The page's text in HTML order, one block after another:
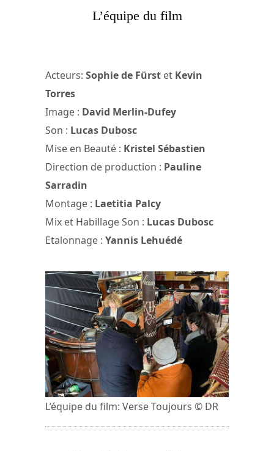
L’équipe du film
Acteurs: Sophie de Fürst et Kevin
Torres
Image : David Merlin-Dufey
Son : Lucas Dubosc
Mise en Beauté : Kristel Sébastien
Direction de production : Pauline
Sarradin
Montage : Laetitia Palcy
Mix et Habillage Son : Lucas Dubosc
Etalonnage : Yannis Lehuédé
L’équipe du film: Verse Toujours © DR